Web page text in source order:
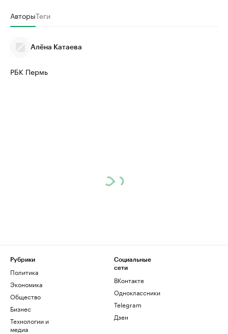
АвторыТеги
Алёна Катаева
РБК Пермь
Рубрики
Политика
Экономика
Общество
Бизнес
Технологии и
медиа
Социальные
сети
ВКонтакте
Одноклассники
Telegram
Дзен